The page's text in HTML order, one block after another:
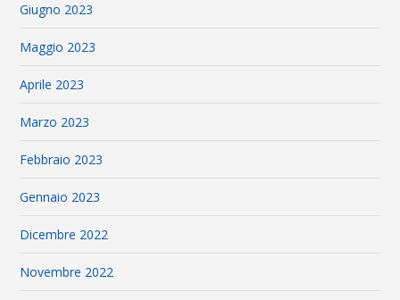
Giugno 2023
Maggio 2023
Aprile 2023
Marzo 2023
Febbraio 2023
Gennaio 2023
Dicembre 2022
Novembre 2022